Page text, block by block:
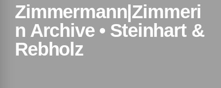
Zimmermann|Zimmeri
n Archive • Steinhart &
Rebholz